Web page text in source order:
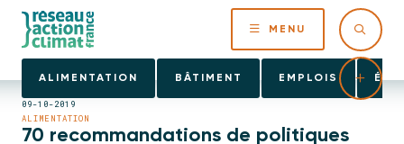
MENU
ALIMENTATION BÂTIMENT EMPLOIS
09-10-2019
ALIMENTATION
70 recommandations de politiques